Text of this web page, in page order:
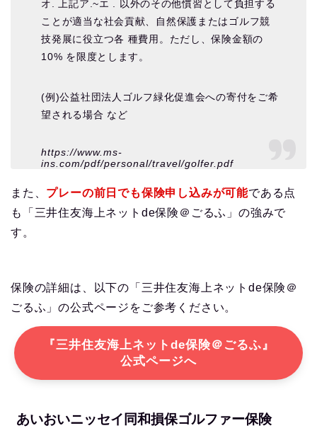
オ. 上記ア.~エ . 以外のその他慣習として負担する
ことが適当な社会貢献、自然保護またはゴルフ競
技発展に役立つ各 種費用。ただし、保険金額の
10% を限度とします。
(例)公益社団法人ゴルフ緑化促進会への寄付をご希
望される場合 など
https://www.ms-
ins.com/pdf/personal/travel/golfer.pdf
また、 プレーの前日でも保険申し込みが可能である点
も「三井住友海上ネットde保険＠ごるふ」の強みで
す。
保険の詳細は、以下の「三井住友海上ネットde保険＠
ごるふ」の公式ページをご参考ください。
『三井住友海上ネットde保険＠ごるふ』
公式ページへ
あいおいニッセイ同和損保ゴルファー保険